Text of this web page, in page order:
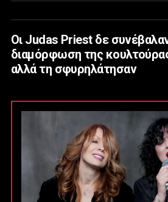
Οι Judas Priest δε
διαμόρφωση της
αλλά τη σφυρηλάτησαν